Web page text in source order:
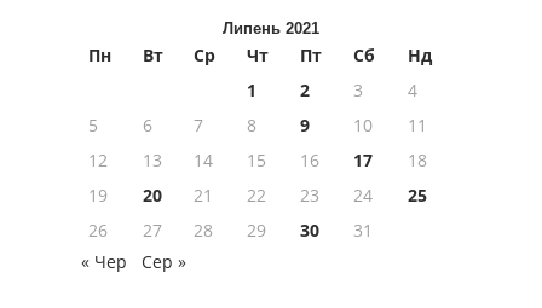
Липень 2021
Пн Вт Ср Чт Пт Сб
Нд
1
2 3
4
5
6 7 8 9 10
11
12
13 14 15 16 17
18
19
20 21 22 23 24
25
26
27 28 29 30
31
« Чер
Сер »